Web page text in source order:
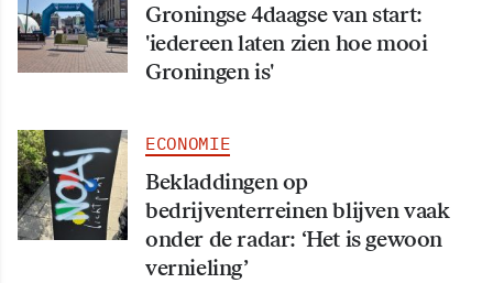
Groningse 4daagse van start:
'iedereen laten zien hoe mooi
Groningen is'
ECONOMIE
Bekladdingen op
bedrijventerreinen blijven vaak
onder de radar: ‘Het is gewoon
vernieling’